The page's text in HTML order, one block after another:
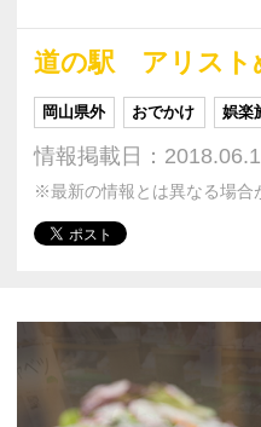
道の駅 アリスト
岡山県外 おでかけ 娯楽
情報掲載日：
※最新の情報とは異なる場合